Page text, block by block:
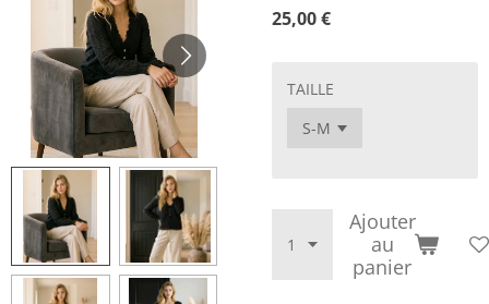
25,00 €
TAILLE
Ajouter
au
panier